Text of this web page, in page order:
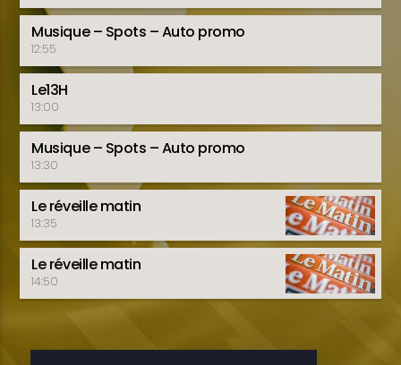
Musique – Spots – Auto promo
12:55
Le13H
13:00
Musique – Spots – Auto promo
13:30
Le réveille matin
13:35
Le réveille matin
14:50